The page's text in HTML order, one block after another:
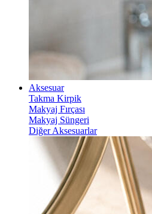
Aksesuar
Takma Kirpik
Makyaj Fırçası
Makyaj Süngeri
Diğer Aksesuarlar